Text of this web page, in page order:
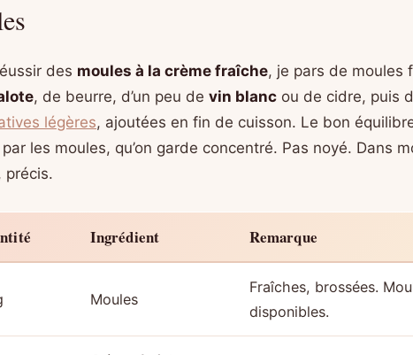
des moules à la crème fraîche, je pars de moules
, de beurre, d’un peu de vin blanc ou de cidre, puis
légères, ajoutées en fin de cuisson. Le bon
les moules, qu’on garde concentré. Pas noyé. Dans
précis.
Ingrédient Remarque
Moules
Fraîches, brossées.
disponibles.